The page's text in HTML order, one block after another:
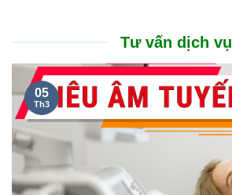
Tư vấn dịch vụ
05
Th3